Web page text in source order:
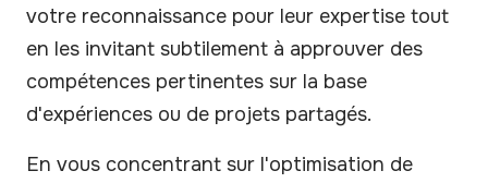
votre reconnaissance pour leur expertise tout
en les invitant subtilement à approuver des
compétences pertinentes sur la base
d'expériences ou de projets partagés.
En vous concentrant sur l'optimisation de